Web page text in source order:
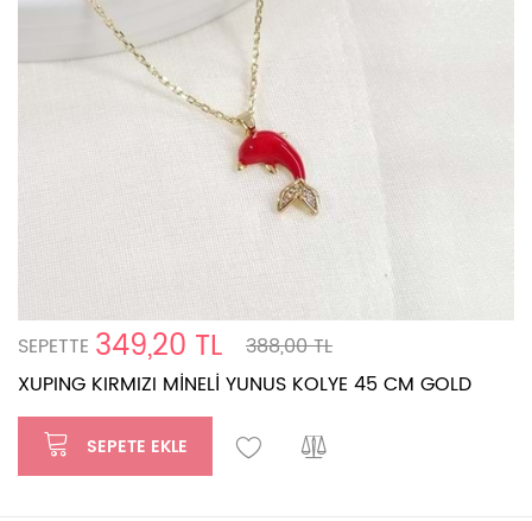
SEPETTE 349,20 TL
388,00 TL
XUPING KIRMIZI MİNELİ YUNUS KOLYE 45 CM GOLD
SEPETE EKLE